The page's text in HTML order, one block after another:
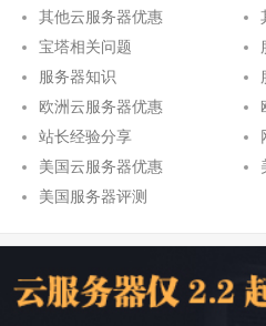
其他云服务器优惠
宝塔相关问题
服务器知识
欧洲云服务器优惠
站长经验分享
美国云服务器优惠
美国服务器评测